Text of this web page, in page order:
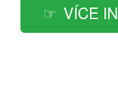
VÍCE